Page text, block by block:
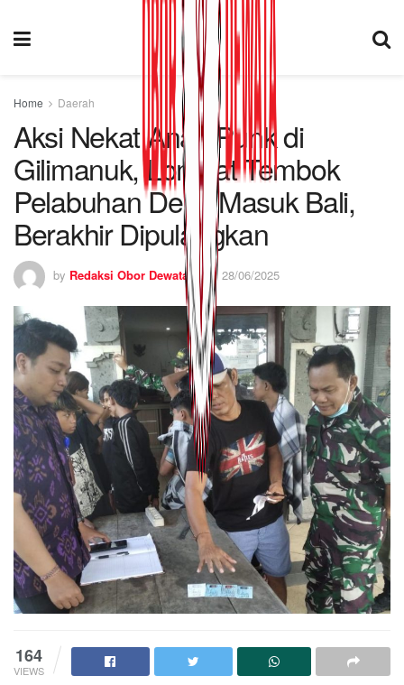
Home Daerah
Aksi Nekat Anak Punk di
Gilimanuk, Lompat Tembok
Pelabuhan Demi Masuk Bali,
Berakhir Dipulangkan
by Redaksi Obor Dewata 28/06/2025
164
VIEWS